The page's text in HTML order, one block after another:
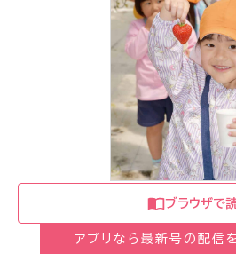
ブラウザで
アプリなら最新号の配信